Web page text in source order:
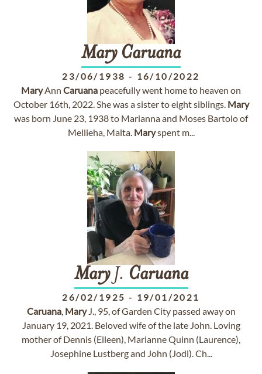
Mary Caruana
23/06/1938 - 16/10/2022
MaryAnn Caruana peacefully went home to heaven on
October 16th, 2022. She was a sister to eight siblings. Mary
was born June 23, 1938 to Marianna and Moses Bartolo of
Mellieha, Malta. Maryspent m...
MaryJ. Caruana
26/02/1925 - 19/01/2021
Caruana, MaryJ., 95, of Garden City passed away on
January 19, 2021. Beloved wife of the late John. Loving
mother of Dennis (Eileen), Marianne Quinn (Laurence),
Josephine Lustberg and John (Jodi). Ch...